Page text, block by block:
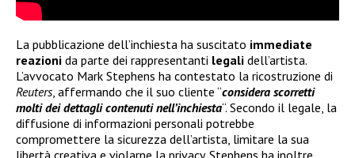
La pubblicazione dell’inchiesta ha suscitato immediate
reazioni da parte dei rappresentanti legali dell’artista.
L’avvocato Mark Stephens ha contestato la ricostruzione di
Reuters, affermando che il suo cliente “considera scorretti
molti dei dettagli contenuti nell’inchiesta“. Secondo il legale, la
diffusione di informazioni personali potrebbe
compromettere la sicurezza dell’artista, limitare la sua
libertà creativa e violarne la privacy. Stephens ha inoltre